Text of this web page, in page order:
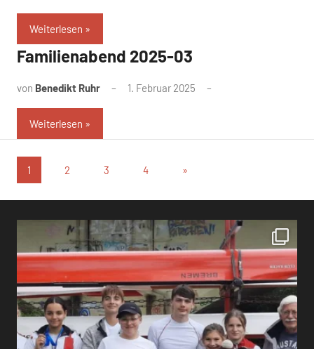
Weiterlesen
Familienabend 2025-03
von Benedikt Ruhr 1. Februar 2025
Weiterlesen
Seitennummerierung
der
Beiträge
1 2 3 4
Nächste
»